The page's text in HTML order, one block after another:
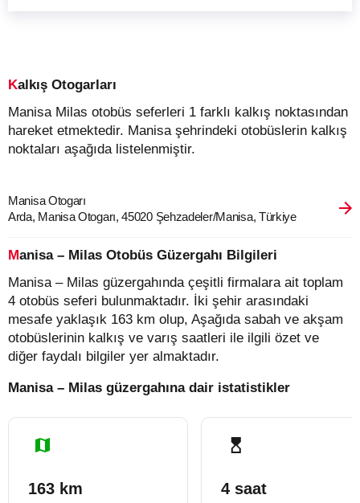
Kalkış Otogarları
Manisa Milas otobüs seferleri 1 farklı kalkış noktasından
hareket etmektedir. Manisa şehrindeki otobüslerin kalkış
noktaları aşağıda listelenmiştir.
Manisa Otogarı
Arda, Manisa Otogarı, 45020 Şehzadeler/Manisa, Türkiye
Manisa – Milas Otobüs Güzergahı Bilgileri
Manisa – Milas güzergahında çeşitli firmalara ait toplam
4 otobüs seferi bulunmaktadır. İki şehir arasındaki
mesafe yaklaşık 163 km olup, Aşağıda sabah ve akşam
otobüslerinin kalkış ve varış saatleri ile ilgili özet ve
diğer faydalı bilgiler yer almaktadır.
Manisa – Milas güzergahına dair istatistikler
163 km 4 saat